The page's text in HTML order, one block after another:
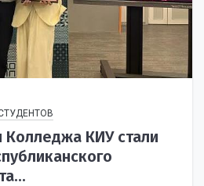
Колледжа КИУ стали